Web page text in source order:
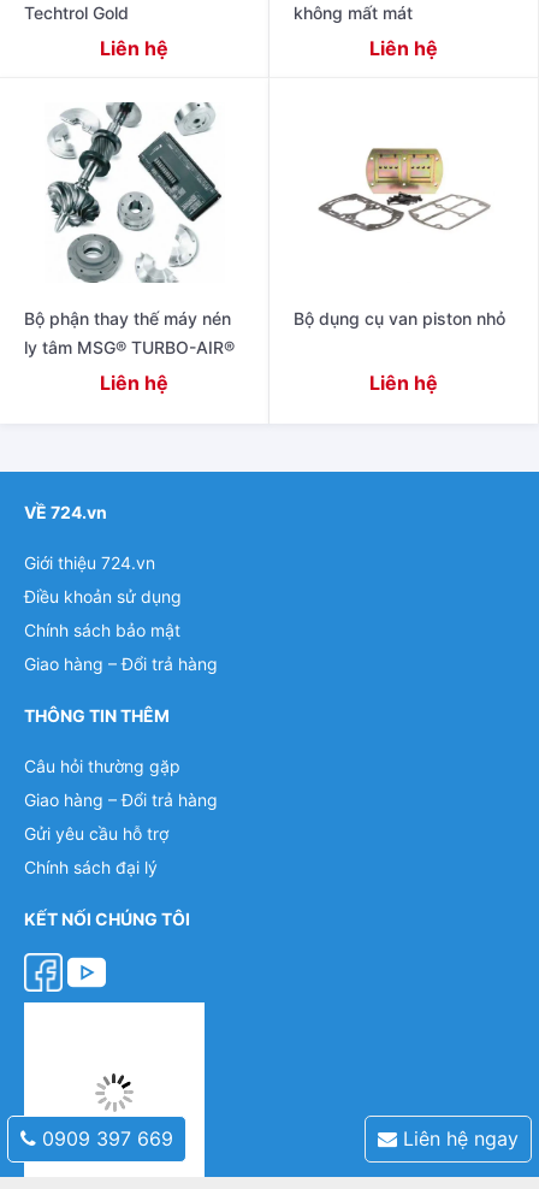
Techtrol Gold
Liên hệ
không mất mát
Liên hệ
Bộ phận thay thế máy nén
ly tâm MSG® TURBO-AIR®
Liên hệ
Bộ dụng cụ van piston nhỏ
Liên hệ
VỀ 724.vn
Giới thiệu 724.vn
Điều khoản sử dụng
Chính sách bảo mật
Giao hàng – Đổi trả hàng
THÔNG TIN THÊM
Câu hỏi thường gặp
Giao hàng – Đổi trả hàng
Gửi yêu cầu hỗ trợ
Chính sách đại lý
KẾT NỐI CHÚNG TÔI
0909 397 669 Liên hệ ngay